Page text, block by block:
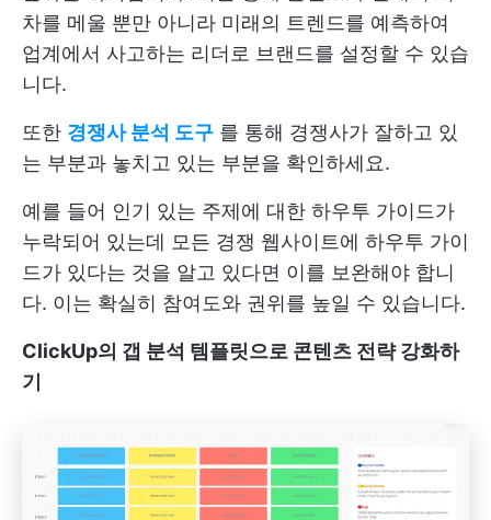
차를 메울 뿐만 아니라 미래의 트렌드를 예측하여
업계에서 사고하는 리더로 브랜드를 설정할 수 있습
니다.
또한 경쟁사 분석 도구 를 통해 경쟁사가 잘하고 있
는 부분과 놓치고 있는 부분을 확인하세요.
예를 들어 인기 있는 주제에 대한 하우투 가이드가
누락되어 있는데 모든 경쟁 웹사이트에 하우투 가이
드가 있다는 것을 알고 있다면 이를 보완해야 합니
다. 이는 확실히 참여도와 권위를 높일 수 있습니다.
ClickUp의 갭 분석 템플릿으로 콘텐츠 전략 강화하
기